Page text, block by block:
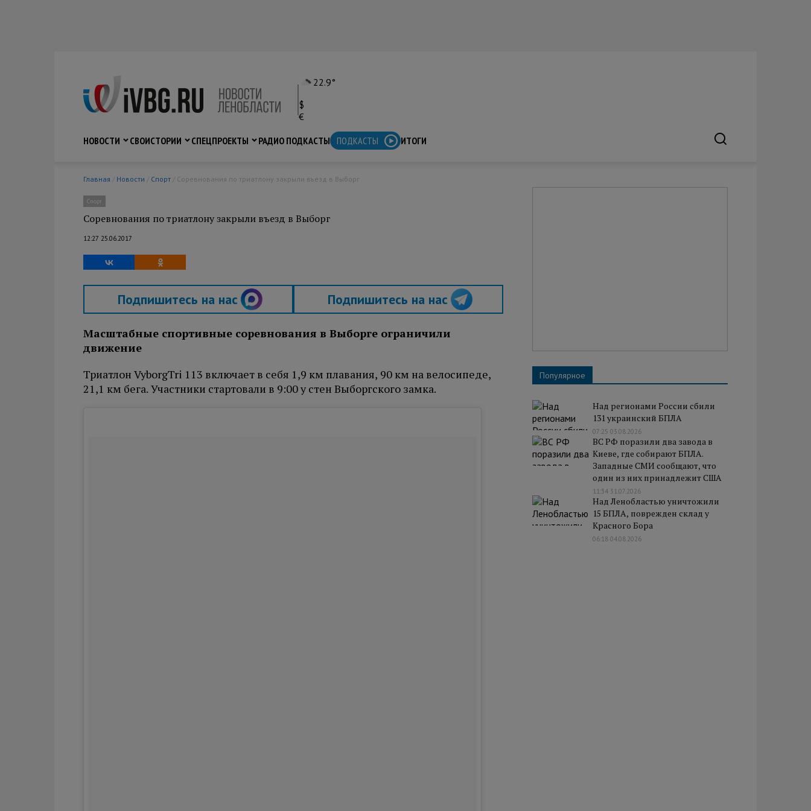
22.9°
$
€
НОВОСТИ
СВОИСТОРИИ СПЕЦПРОЕКТЫ РАДИО ПОДКАСТЫ ПОДКАСТЫ ИТОГИ
Главная / Новости / Спорт / Соревнования по триатлону закрыли въезд в Выборг
Спорт
Соревнования по триатлону закрыли въезд в Выборг
12:27 25.06.2017
Подпишитесь на нас Подпишитесь на нас
Масштабные спортивные соревнования в Выборге ограничили
движение
Триатлон VyborgTri 113 включает в себя 1,9 км плавания, 90 км на велосипеде,
21,1 км бега. Участники стартовали в 9:00 у стен Выборгского замка.
Популярное
Над регионами России сбили
131 украинский БПЛА
07:25 03.08.2026
ВС РФ поразили два завода в
Киеве, где собирают БПЛА.
Западные СМИ сообщают, что
один из них принадлежит США
11:34 31.07.2026
Над Ленобластью уничтожили
15 БПЛА, поврежден склад у
Красного Бора
06:18 04.08.2026